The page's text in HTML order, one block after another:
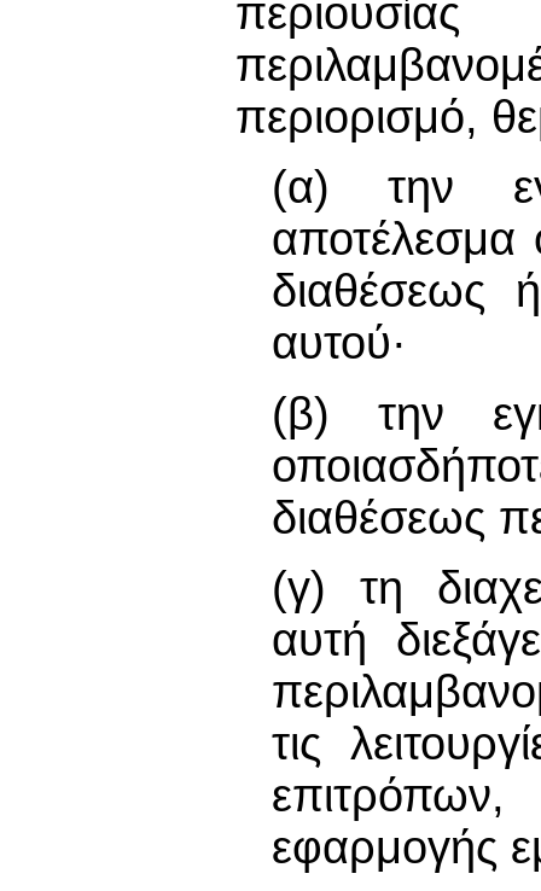
περιορισμό,
(α) την
αποτέλεσμα
διαθέσεως
αυτού·
(β) την
διαθέσεως
(γ) τη
αυτή
τις
επιτρόπων,
εφαρμογής